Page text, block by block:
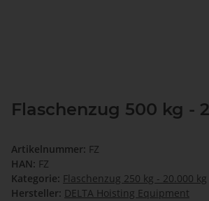
Flaschenzug 500 kg -
Artikelnummer: FZ
HAN: FZ
Kategorie: Flaschenzug 250 kg - 20.000 kg
Hersteller: DELTA Hoisting Equipment